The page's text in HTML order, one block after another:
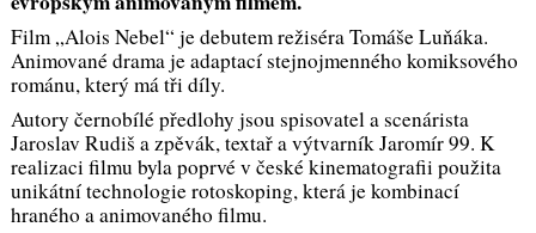
Film „Alois Nebel“ je debutem režiséra Tomáše Luňáka.
Animované drama je adaptací stejnojmenného komiksového
románu, který má tři díly.
Autory černobílé předlohy jsou spisovatel a scenárista
Jaroslav Rudiš a zpěvák, textař a výtvarník Jaromír 99. K
realizaci filmu byla poprvé v české kinematografii použita
unikátní technologie rotoskoping, která je kombinací
hraného a animovaného filmu.